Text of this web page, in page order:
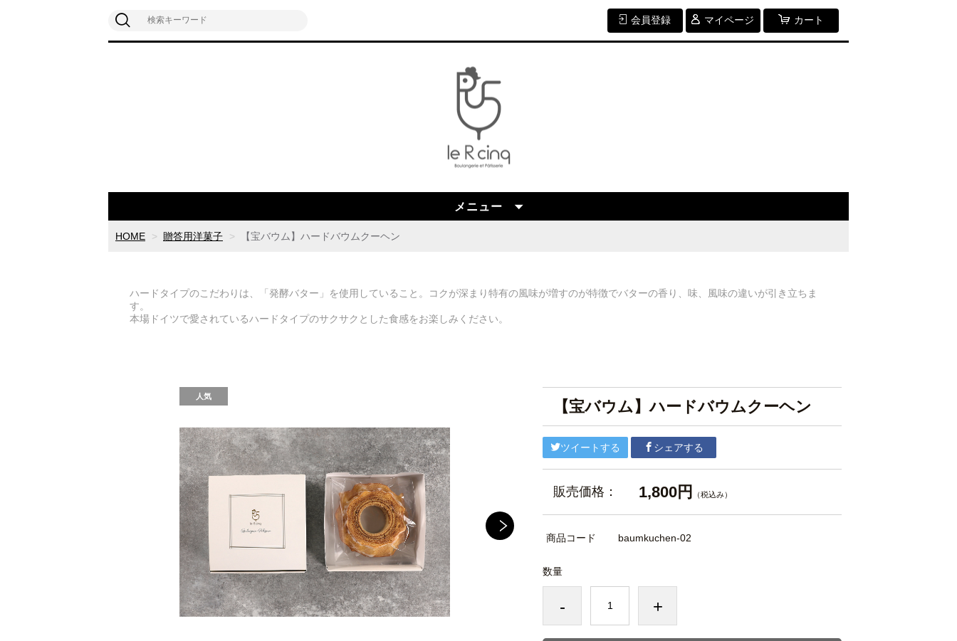
会員登録 マイページ カート
メニュー
HOME 贈答用洋菓子 【宝バウム】ハードバウムクーヘン
ハードタイプのこだわりは、「発酵バター」を使用していること。コクが深まり特有の風味が増すのが特徴でバターの香り、味、風味の違いが引き立ちま
す。
本場ドイツで愛されているハードタイプのサクサクとした食感をお楽しみください。
【宝バウム】ハードバウムクーヘン
ツイートする シェアする
販売価格： 1,800円 （税込み）
商品コード baumkuchen-02
数量
- +